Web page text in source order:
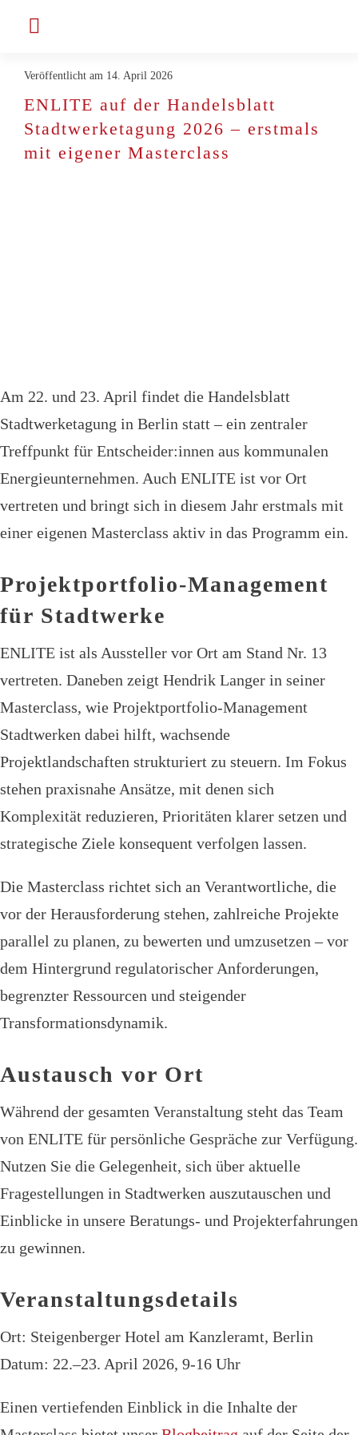
content
Toggle
Projekte & Kunden
Veröffentlicht am 14. April 2026
ENLITE auf der Handelsblatt
Stadtwerketagung 2026 – erstmals
mit eigener Masterclass
Am 22. und 23. April findet die Handelsblatt
Stadtwerketagung in Berlin statt – ein zentraler
Treffpunkt für Entscheider:innen aus kommunalen
Energieunternehmen. Auch ENLITE ist vor Ort
vertreten und bringt sich in diesem Jahr erstmals mit
einer eigenen Masterclass aktiv in das Programm ein.
Projektportfolio-Management
für Stadtwerke
ENLITE ist als Aussteller vor Ort am Stand Nr. 13
vertreten. Daneben zeigt Hendrik Langer in seiner
Masterclass, wie Projektportfolio-Management
Stadtwerken dabei hilft, wachsende
Projektlandschaften strukturiert zu steuern. Im Fokus
stehen praxisnahe Ansätze, mit denen sich
Komplexität reduzieren, Prioritäten klarer setzen und
strategische Ziele konsequent verfolgen lassen.
Die Masterclass richtet sich an Verantwortliche, die
vor der Herausforderung stehen, zahlreiche Projekte
parallel zu planen, zu bewerten und umzusetzen – vor
dem Hintergrund regulatorischer Anforderungen,
begrenzter Ressourcen und steigender
Transformationsdynamik.
Austausch vor Ort
Während der gesamten Veranstaltung steht das Team
von ENLITE für persönliche Gespräche zur Verfügung.
Nutzen Sie die Gelegenheit, sich über aktuelle
Fragestellungen in Stadtwerken auszutauschen und
Einblicke in unsere Beratungs- und Projekterfahrungen
zu gewinnen.
Veranstaltungsdetails
Ort: Steigenberger Hotel am Kanzleramt, Berlin
Datum: 22.–23. April 2026, 9-16 Uhr
Einen vertiefenden Einblick in die Inhalte der